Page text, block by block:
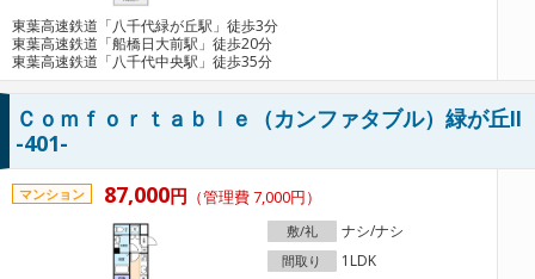
東葉高速鉄道「八千代緑が丘駅」徒歩3分
東葉高速鉄道「船橋日大前駅」徒歩20分
東葉高速鉄道「八千代中央駅」徒歩35分
Ｃｏｍｆｏｒｔａｂｌｅ（カンファタブル）緑が丘Ⅱ
-401-
マンション 87,000円 （管理費 7,000円）
敷/礼 ナシ/ナシ
間取り 1LDK